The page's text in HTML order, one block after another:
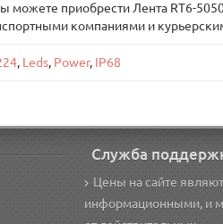
можете приобрести Лента RT6-
компаниями и
, Leds, Power, IP68
Служба
Цены на сайте
информационными, и